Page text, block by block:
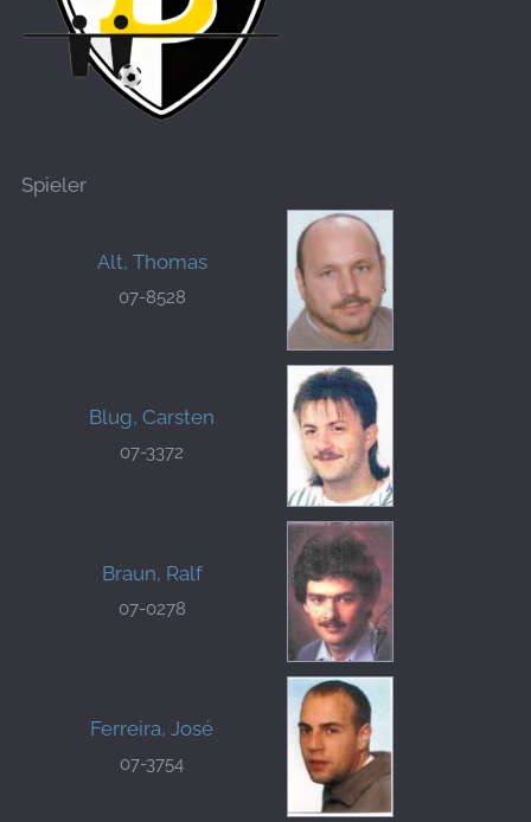
Spieler
Alt, Thomas
07-8528
Blug, Carsten
07-3372
Braun, Ralf
07-0278
Ferreira, José
07-3754